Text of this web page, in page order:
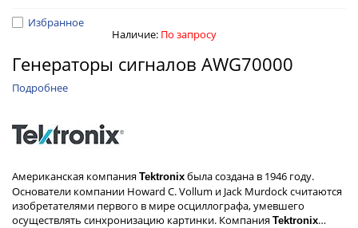
Избранное
Наличие: По запросу
Генераторы сигналов AWG70000
Подробнее
Американская компания Tektronix была создана в 1946 году.
Основатели компании Howard C. Vollum и Jack Murdock считаются
изобретателями первого в мире осциллографа, умевшего
осуществлять синхронизацию картинки. Компания Tektronix…